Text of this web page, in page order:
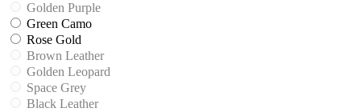
Golden Purple
Green Camo
Rose Gold
Brown Leather
Golden Leopard
Space Grey
Black Leather